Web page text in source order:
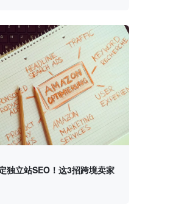
独立站SEO！这3招跨境卖家